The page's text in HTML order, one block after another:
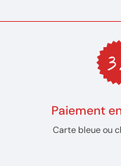
Paiement
Carte bleue ou